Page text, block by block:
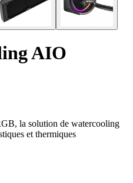
AIO
la solution de watercooling
et thermiques